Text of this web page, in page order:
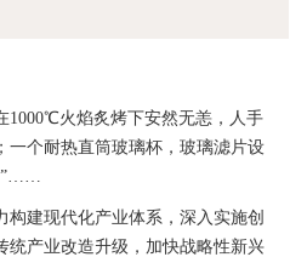
火焰炙烤下安然无恙，人手
一个耐热直筒玻璃杯，玻璃滤片设
”……
建现代化产业体系，深入实施创
统产业改造升级，加快战略性新兴